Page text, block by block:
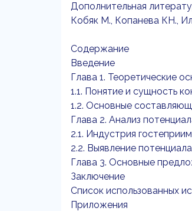
Дополнительная
Кобяк М., Копанева КН.,
Содержание
Введение
Глава 1. Теоретические
1.1. Понятие и сущность
1.2. Основные
Глава 2. Анализ
2.1. Индустрия
2.2. Выявление
Глава 3. Основные
Заключение
Список использованных
Приложения